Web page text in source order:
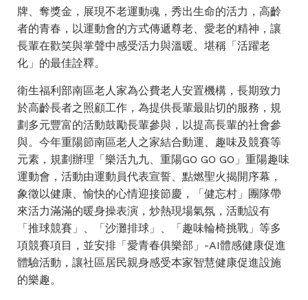
牌、奪獎金，展現不老運動魂，秀出生命的活力，高齡
者的青春，以運動會的方式傳遞尊老、愛老的精神，讓
長輩在歡笑與掌聲中感受活力與溫暖。堪稱「活躍老
化」的最佳詮釋。
衛生福利部南區老人家為公費老人安置機構，長期致力
於高齡長者之照顧工作，為提供長輩最貼切的服務，規
劃多元豐富的活動鼓勵長輩參與，以提高長輩的社會參
與。今年重陽節南區老人之家結合動運、趣味及競賽等
元素，規劃辦理「樂活九九、重陽GO GO GO」重陽趣味
運動會，活動由運動員代表宣誓、點燃聖火揭開序幕，
象徵以健康、愉快的心情迎接節慶，「健忘村」團隊帶
來活力滿滿的暖身操表演，炒熱現場氣氛，活動設有
「推球競賽」、「沙灘排球」、「趣味輪椅挑戰」等多
項競賽項目，並安排「愛青春俱樂部」-AI體感健康促進
體驗活動，讓社區居民親身感受本家智慧健康促進設施
的樂趣。